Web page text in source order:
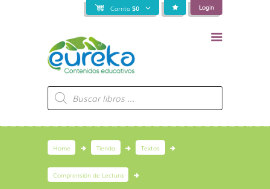
Carrito $0 Login
Búsqueda
de
productos
Home Tienda Textos
Comprensión de Lectura